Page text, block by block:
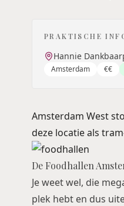
PRAKTISCHE
Hannie
Amsterdam €€
Amsterdam West
deze locatie als
De Foodhallen
Je weet wel, die
plek hebt en dus